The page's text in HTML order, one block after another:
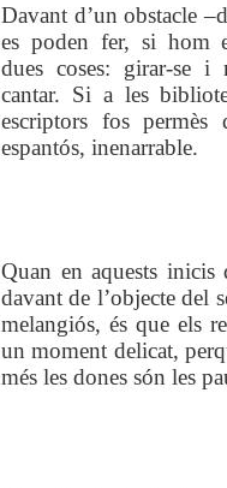
Davant d’un obstacle
es poden fer, si hom
dues coses: girar-se i
cantar. Si a les
escriptors fos permès
espantós, inenarrable.
Quan en aquests inicis
davant de l’objecte del
melangiós, és que els
un moment delicat,
més les dones són les